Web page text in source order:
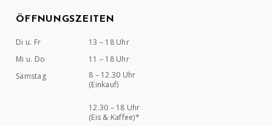
ÖFFNUNGSZEITEN
Di u. Fr
13 – 18 Uhr
Mi u. Do
11 – 18 Uhr
Samstag
8 – 12.30 Uhr
(Einkauf)
12.30 – 18 Uhr
(Eis & Kaffee)*